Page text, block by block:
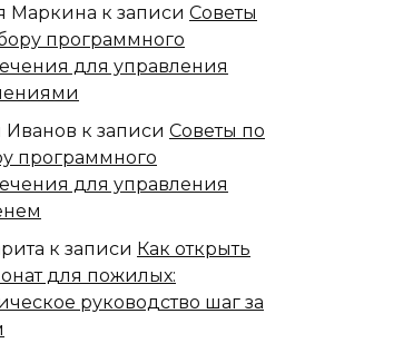
Маркина к записи Советы
программного
для управления
Иванов к записи Советы по
программного
для управления
к записи Как открыть
для пожилых:
руководство шаг за